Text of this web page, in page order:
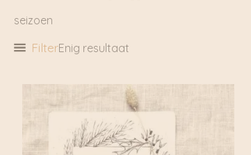
seizoen
FilterEnig resultaat